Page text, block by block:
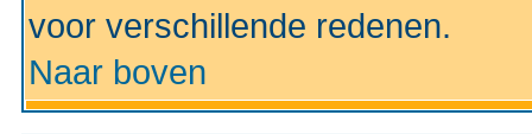
voor verschillende redenen.
Naar boven